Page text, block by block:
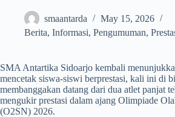
smaantarda
May 15, 2026
Berita, Informasi, Pengumuman,
SMA Antartika Sidoarjo kembali
mencetak siswa-siswi berprestasi, kali ini di
membanggakan datang dari dua atlet panjat
mengukir prestasi dalam ajang Olimpiade
(O2SN) 2026.